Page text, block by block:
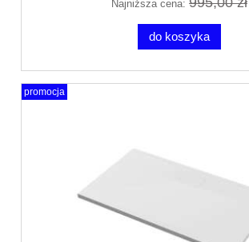
Najniższa cena:
do koszyka
promocja